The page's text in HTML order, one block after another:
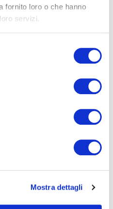
fornito loro o che hanno
servizi.
Mostra dettagli
684771